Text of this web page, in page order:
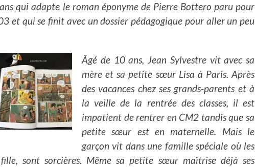
qui adapte le roman éponyme de Pierre Bottero paru pour
et qui se finit avec un dossier pédagogique pour aller un peu
Âgé de 10 ans, Jean Sylvestre vit avec sa
mère et sa petite sœur Lisa à Paris. Après
des vacances chez ses grands-parents et à
la veille de la rentrée des classes, il est
impatient de rentrer en CM2 tandis que sa
petite sœur est en maternelle. Mais le
garçon vit dans une famille spéciale où les
sont sorcières. Même sa petite sœur maîtrise déjà ses